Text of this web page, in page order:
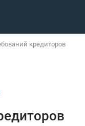
кредиторов